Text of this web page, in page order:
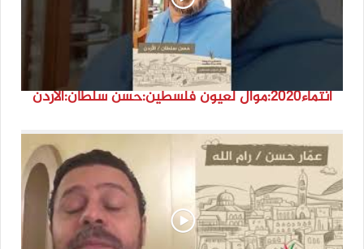
انتماء2020:موال لعيون فلسطين:حسن سلطان:الأردن